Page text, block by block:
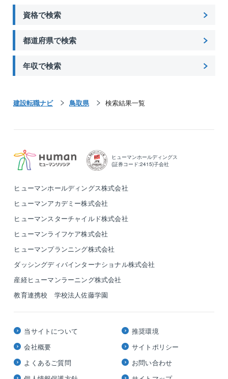
資格で検索
都道府県で検索
年収で検索
建設転職ナビ 鳥取県 検索結果一覧
ヒューマンホールディングス
(証券コード:2415)子会社
ヒューマンホールディングス株式会社
ヒューマンアカデミー株式会社
ヒューマンスターチャイルド株式会社
ヒューマンライフケア株式会社
ヒューマンプランニング株式会社
ダッシングディバインターナショナル株式会社
産経ヒューマンラーニング株式会社
教育連携校 学校法人佐藤学園
当サイトについて
会社概要
よくあるご質問
推奨環境
サイトポリシー
お問い合わせ